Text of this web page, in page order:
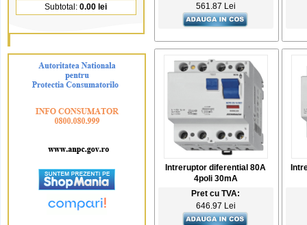
Subtotal: 0.00 lei
561.87 Lei
Intreruptor diferential 80A
4poli 30mA
Pret cu TVA:
646.97 Lei